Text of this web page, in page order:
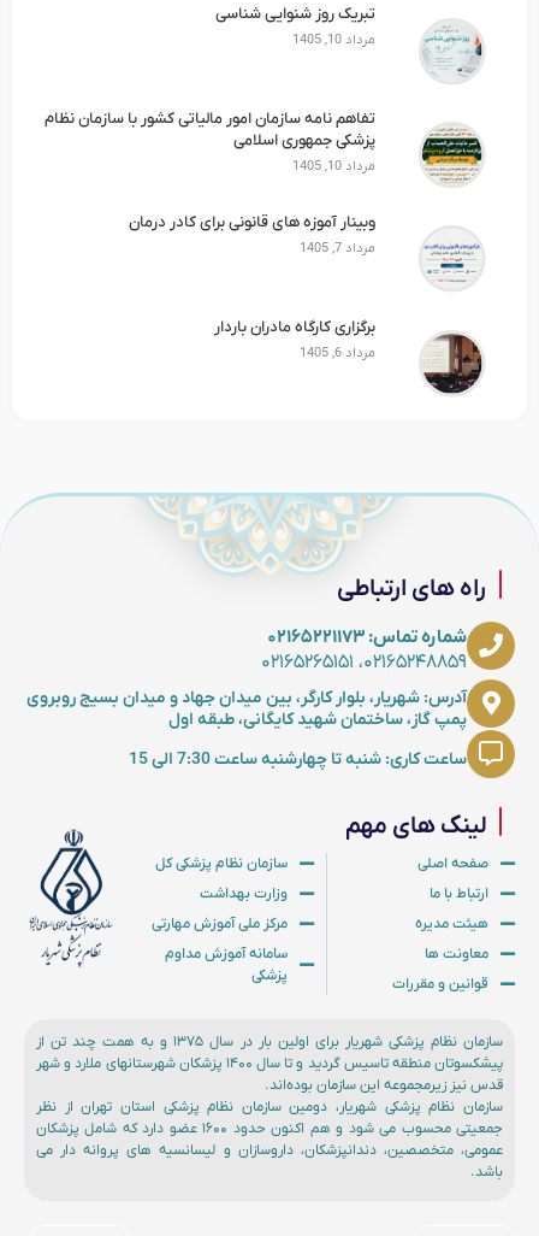
تبریک روز شنوایی شناسی
مرداد 10, 1405
تفاهم نامه سازمان امور مالیاتی کشور با سازمان نظام
پزشکی جمهوری اسلامی
مرداد 10, 1405
وبینار آموزه های قانونی برای کادر درمان
مرداد 7, 1405
برگزاری کارگاه مادران باردار
مرداد 6, 1405
لینک های مهم
صفحه اصلی
ارتباط با ما
هیئت مدیره
معاونت ها
قوانین و مقررات
سازمان نظام پزشکی کل
وزارت بهداشت
مرکز ملی آموزش مهارتی
سامانه آموزش مداوم
پزشکی
راه های ارتباطی
شماره تماس: ۰۲۱۶۵۲۲۱۱۷۳
۰۲۱۶۵۲۴۸۸۵۹، ۰۲۱۶۵۲۶۵۱۵۱
آدرس: شهریار، بلوار کارگر، بین میدان جهاد و میدان بسیج روبروی
پمپ گاز، ساختمان شهید کایگانی، طبقه اول
ساعت کاری: شنبه تا چهارشنبه ساعت 7:30 الی 15
سازمان نظام پزشکی شهریار برای اولین بار در سال ۱۳۷۵ و به همت چند تن از
پیشکسوتان منطقه تاسیس گردید و تا سال ۱۴۰۰ پزشکان شهرستانهای ملارد و شهر
قدس نیز زیرمجموعه این سازمان بوده‌اند.
سازمان نظام پزشکی شهریار، دومین سازمان نظام پزشکی استان تهران از نظر
جمعیتی محسوب می شود و هم اکنون حدود ۱۶۰۰ عضو دارد که شامل پزشکان
عمومی، متخصصین، دندانپزشکان، داروسازان و لیسانسیه های پروانه دار می
باشد.